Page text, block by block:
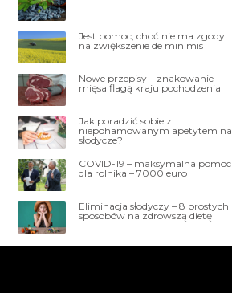
Jest pomoc, choć nie ma zgody
na zwiększenie de minimis
Nowe przepisy – znakowanie
mięsa flagą kraju pochodzenia
Jak poradzić sobie z
niepohamowanym apetytem na
słodycze?
COVID-19 – maksymalna pomoc
dla rolnika – 7000 euro
Eliminacja słodyczy – 8 prostych
sposobów na zdrowszą dietę